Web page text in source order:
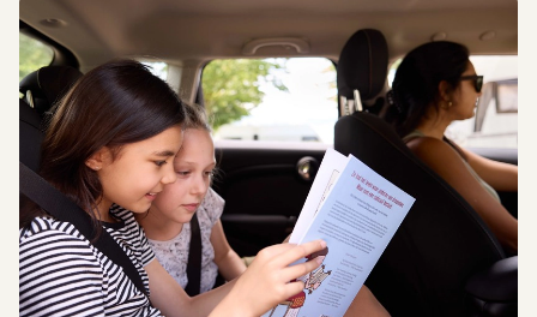
Bekijk alle voordelen